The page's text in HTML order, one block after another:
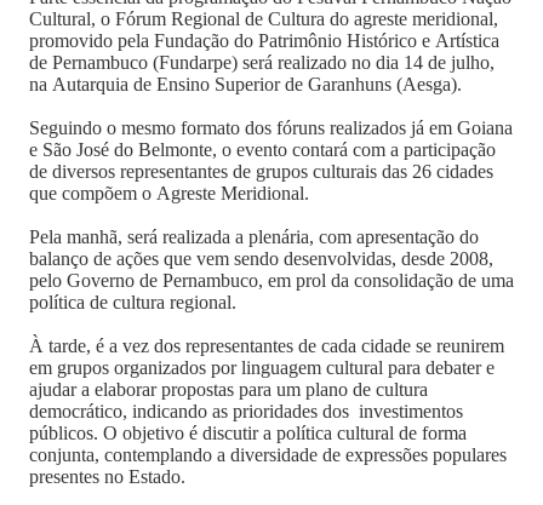
Cultural, o Fórum Regional de Cultura do agreste meridional,
promovido pela Fundação do Patrimônio Histórico e Artística
de Pernambuco (Fundarpe) será realizado no dia 14 de julho,
na Autarquia de Ensino Superior de Garanhuns (Aesga).
Seguindo o mesmo formato dos fóruns realizados já em Goiana
e São José do Belmonte, o evento contará com a participação
de diversos representantes de grupos culturais das 26 cidades
que compõem o Agreste Meridional.
Pela manhã, será realizada a plenária, com apresentação do
balanço de ações que vem sendo desenvolvidas, desde 2008,
pelo Governo de Pernambuco, em prol da consolidação de uma
política de cultura regional.
À tarde, é a vez dos representantes de cada cidade se reunirem
em grupos organizados por linguagem cultural para debater e
ajudar a elaborar propostas para um plano de cultura
democrático, indicando as prioridades dos investimentos
públicos. O objetivo é discutir a política cultural de forma
conjunta, contemplando a diversidade de expressões populares
presentes no Estado.